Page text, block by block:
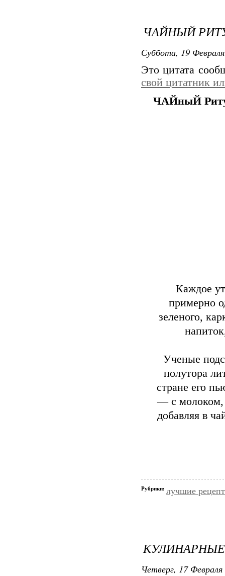
ЧАЙНЫЙ
Суббота, 19
Это цитата
свой цитатник
ЧАЙныЙ
Каждое
примерно
зеленого,
Ученые
полутора
стране его
— с молоком,
добавляя в
Рубрики: лучшие
Четверг, 17